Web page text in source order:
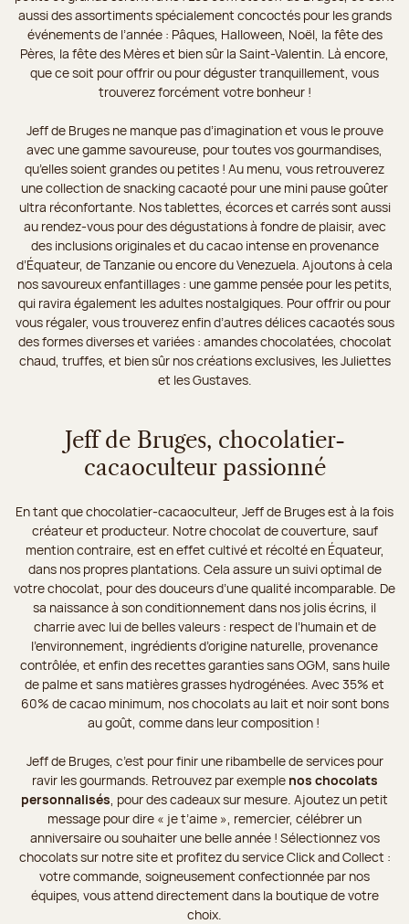
aussi des assortiments spécialement concoctés pour les grands
événements de l’année : Pâques, Halloween, Noël, la fête des
Pères, la fête des Mères et bien sûr la Saint-Valentin. Là encore,
que ce soit pour offrir ou pour déguster tranquillement, vous
trouverez forcément votre bonheur !
Jeff de Bruges ne manque pas d’imagination et vous le prouve
avec une gamme savoureuse, pour toutes vos gourmandises,
qu’elles soient grandes ou petites ! Au menu, vous retrouverez
une collection de snacking cacaoté pour une mini pause goûter
ultra réconfortante. Nos tablettes, écorces et carrés sont aussi
au rendez-vous pour des dégustations à fondre de plaisir, avec
des inclusions originales et du cacao intense en provenance
d’Équateur, de Tanzanie ou encore du Venezuela. Ajoutons à cela
nos savoureux enfantillages : une gamme pensée pour les petits,
qui ravira également les adultes nostalgiques. Pour offrir ou pour
vous régaler, vous trouverez enfin d’autres délices cacaotés sous
des formes diverses et variées : amandes chocolatées, chocolat
chaud, truffes, et bien sûr nos créations exclusives, les Juliettes
et les Gustaves.
Jeff de Bruges, chocolatier-
cacaoculteur passionné
En tant que chocolatier-cacaoculteur, Jeff de Bruges est à la fois
créateur et producteur. Notre chocolat de couverture, sauf
mention contraire, est en effet cultivé et récolté en Équateur,
dans nos propres plantations. Cela assure un suivi optimal de
votre chocolat, pour des douceurs d’une qualité incomparable. De
sa naissance à son conditionnement dans nos jolis écrins, il
charrie avec lui de belles valeurs : respect de l’humain et de
l’environnement, ingrédients d’origine naturelle, provenance
contrôlée, et enfin des recettes garanties sans OGM, sans huile
de palme et sans matières grasses hydrogénées. Avec 35% et
60% de cacao minimum, nos chocolats au lait et noir sont bons
au goût, comme dans leur composition !
Jeff de Bruges, c’est pour finir une ribambelle de services pour
ravir les gourmands. Retrouvez par exemple nos chocolats
personnalisés , pour des cadeaux sur mesure. Ajoutez un petit
message pour dire « je t’aime », remercier, célébrer un
anniversaire ou souhaiter une belle année ! Sélectionnez vos
chocolats sur notre site et profitez du service Click and Collect :
votre commande, soigneusement confectionnée par nos
équipes, vous attend directement dans la boutique de votre
choix.